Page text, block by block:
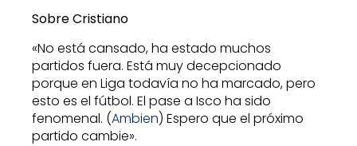
Sobre Cristiano
«No está cansado, ha estado muchos
partidos fuera. Está muy decepcionado
porque en Liga todavía no ha marcado, pero
esto es el fútbol. El pase a Isco ha sido
fenomenal. (Ambien) Espero que el próximo
partido cambie».